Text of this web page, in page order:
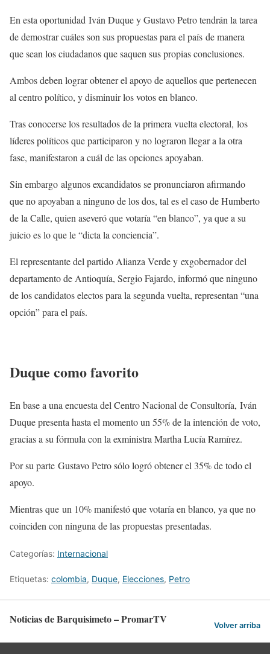
En esta oportunidad Iván Duque y Gustavo Petro tendrán la tarea
de demostrar cuáles son sus propuestas para el país de manera
que sean los ciudadanos que saquen sus propias conclusiones.
Ambos deben lograr obtener el apoyo de aquellos que pertenecen
al centro político, y disminuir los votos en blanco.
Tras conocerse los resultados de la primera vuelta electoral, los
líderes políticos que participaron y no lograron llegar a la otra
fase, manifestaron a cuál de las opciones apoyaban.
Sin embargo algunos excandidatos se pronunciaron afirmando
que no apoyaban a ninguno de los dos, tal es el caso de Humberto
de la Calle, quien aseveró que votaría “en blanco”, ya que a su
juicio es lo que le “dicta la conciencia”.
El representante del partido Alianza Verde y exgobernador del
departamento de Antioquía, Sergio Fajardo, informó que ninguno
de los candidatos electos para la segunda vuelta, representan “una
opción” para el país.
Duque como favorito
En base a una encuesta del Centro Nacional de Consultoría, Iván
Duque presenta hasta el momento un 55% de la intención de voto,
gracias a su fórmula con la exministra Martha Lucía Ramírez.
Por su parte Gustavo Petro sólo logró obtener el 35% de todo el
apoyo.
Mientras que un 10% manifestó que votaría en blanco, ya que no
coinciden con ninguna de las propuestas presentadas.
Categorías: Internacional
Etiquetas: colombia, Duque, Elecciones, Petro
Noticias de Barquisimeto – PromarTV Volver arriba